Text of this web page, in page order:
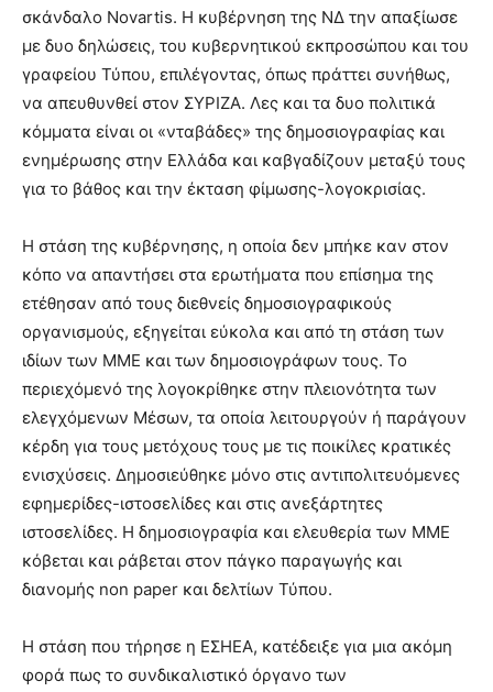
σκάνδαλο Novartis. Η κυβέρνηση της ΝΔ την απαξίωσε
με δυο δηλώσεις, του κυβερνητικού εκπροσώπου και του
γραφείου Τύπου, επιλέγοντας, όπως πράττει συνήθως,
να απευθυνθεί στον ΣΥΡΙΖΑ. Λες και τα δυο πολιτικά
κόμματα είναι οι «νταβάδες» της δημοσιογραφίας και
ενημέρωσης στην Ελλάδα και καβγαδίζουν μεταξύ τους
για το βάθος και την έκταση φίμωσης-λογοκρισίας.
Η στάση της κυβέρνησης, η οποία δεν μπήκε καν στον
κόπο να απαντήσει στα ερωτήματα που επίσημα της
ετέθησαν από τους διεθνείς δημοσιογραφικούς
οργανισμούς, εξηγείται εύκολα και από τη στάση των
ιδίων των ΜΜΕ και των δημοσιογράφων τους. Το
περιεχόμενό της λογοκρίθηκε στην πλειονότητα των
ελεγχόμενων Μέσων, τα οποία λειτουργούν ή παράγουν
κέρδη για τους μετόχους τους με τις ποικίλες κρατικές
ενισχύσεις. Δημοσιεύθηκε μόνο στις αντιπολιτευόμενες
εφημερίδες-ιστοσελίδες και στις ανεξάρτητες
ιστοσελίδες. Η δημοσιογραφία και ελευθερία των ΜΜΕ
κόβεται και ράβεται στον πάγκο παραγωγής και
διανομής non paper και δελτίων Τύπου.
Η στάση που τήρησε η ΕΣΗΕΑ, κατέδειξε για μια ακόμη
φορά πως το συνδικαλιστικό όργανο των